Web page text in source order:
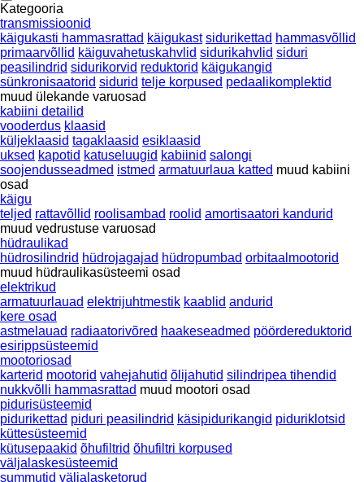
Kategooria
transmissioonid
käigukasti hammasrattad käigukast sidurikettad hammasvõllid
primaarvõllid käiguvahetuskahvlid sidurikahvlid siduri
peasilindrid sidurikorvid reduktorid käigukangid
sünkronisaatorid sidurid telje korpused pedaalikomplektid
muud ülekande varuosad
kabiini detailid
vooderdus klaasid
küljeklaasid tagaklaasid esiklaasid
uksed kapotid katuseluugid kabiinid salongi
soojendusseadmed istmed armatuurlaua katted muud kabiini
osad
käigu
teljed rattavõllid roolisambad roolid amortisaatori kandurid
muud vedrustuse varuosad
hüdraulikad
hüdrosilindrid hüdrojagajad hüdropumbad orbitaalmootorid
muud hüdraulikasüsteemi osad
elektrikud
armatuurlauad elektrijuhtmestik kaablid andurid
kere osad
astmelauad radiaatorivõred haakeseadmed pöördereduktorid
esirippsüsteemid
mootoriosad
karterid mootorid vahejahutid õlijahutid silindripea tihendid
nukkvõlli hammasrattad muud mootori osad
pidurisüsteemid
pidurikettad piduri peasilindrid käsipidurikangid piduriklotsid
küttesüsteemid
kütusepaakid õhufiltrid õhufiltri korpused
väljalaskesüsteemid
summutid väljalasketorud